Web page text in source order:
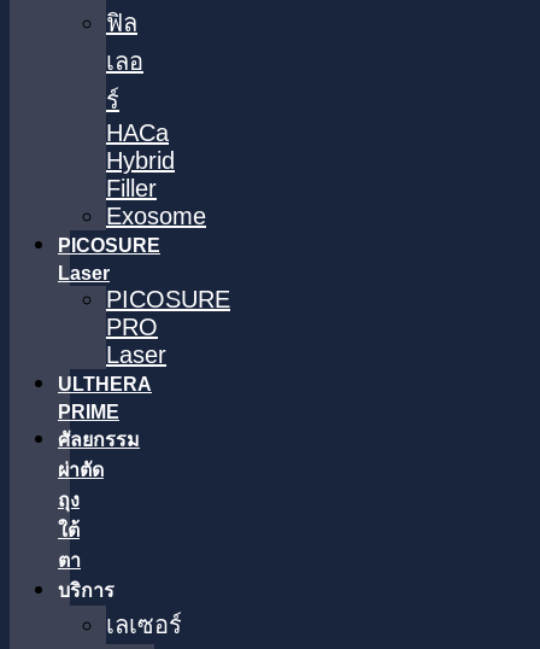
ฟิล
เลอ
ร์
HACa
Hybrid
Filler
Exosome
PICOSURE
Laser
PICOSURE
PRO
Laser
ULTHERA
PRIME
ศัลยกรรม
ผ่าตัด
ถุง
ใต้
ตา
บริการ
เลเซอร์